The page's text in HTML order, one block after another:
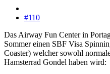
#110
Das Airway Fun Center in
Sommer einen SBF Visa
Coaster) welcher sowohl
Hamsterrad Gondel haben wird: